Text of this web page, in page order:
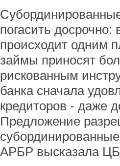
погасить
происходит одним
займы приносят
рискованным
банка сначала
кредиторов - даже
Предложение
АРБР высказала